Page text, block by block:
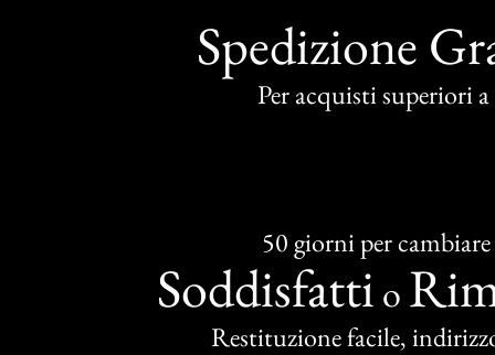
Spedizione
Per acquisti superiori
50 giorni per cambiare
Soddisfatti o
Restituzione facile,